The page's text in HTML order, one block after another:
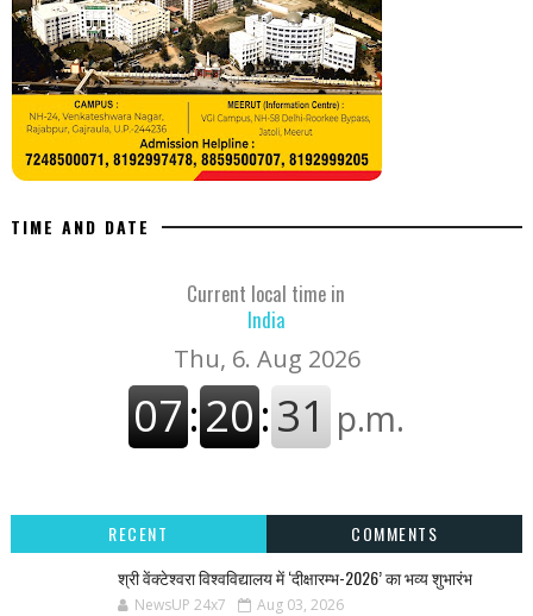
TIME AND DATE
Current local time in
India
RECENT
COMMENTS
श्री वेंक्टेश्वरा विश्वविद्यालय में ‘दीक्षारम्भ-2026’ का भव्य शुभारंभ
NewsUP 24x7 Aug 03, 2026